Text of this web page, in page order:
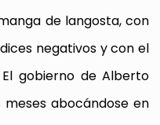
de langosta, con
negativos y con el
gobierno de Alberto
abocándose en